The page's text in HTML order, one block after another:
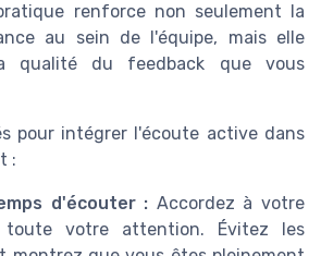
renforce non seulement la
au sein de l'équipe, mais elle
qualité du feedback que vous
pour intégrer l'écoute active dans
:
d'écouter : Accordez à votre
toute votre attention. Évitez les